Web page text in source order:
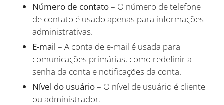
Número de contato– O número de telefone
de contato é usado apenas para informações
administrativas.
E-mail – A conta de e-mail é usada para
comunicações primárias, como redefinir a
senha da conta e notificações da conta.
Nível do usuário– O nível de usuário é cliente
ou administrador.